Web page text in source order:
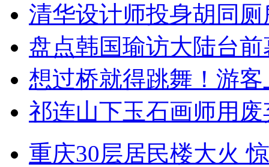
清华设计师投身胡同
盘点韩国瑜访大陆台
想过桥就得跳舞！游客
祁连山下玉石画师用
重庆30层居民楼大火